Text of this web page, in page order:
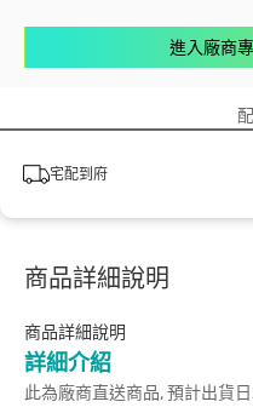
進入廠商
宅配到府
商品詳細說明
商品詳細說明
詳細介紹
此為廠商直送商品, 預計出貨